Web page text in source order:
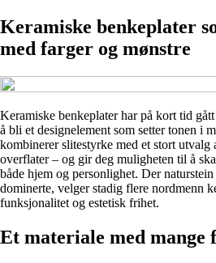
Keramiske benkeplater
med farger og mønstre
Keramiske benkeplater har på kort tid
å bli et designelement som setter tonen i
kombinerer slitestyrke med et stort utvalg
overflater – og gir deg muligheten til å
både hjem og personlighet. Der
dominerte, velger stadig flere nordmenn
funksjonalitet og estetisk frihet.
Et materiale med mange